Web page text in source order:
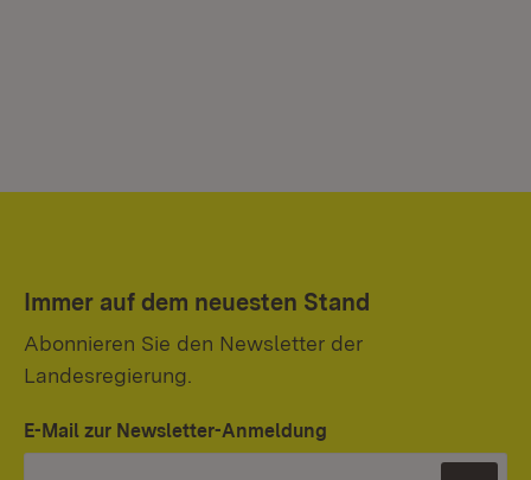
Immer auf dem neuesten Stand
Abonnieren Sie den Newsletter der
Landesregierung.
E-Mail zur Newsletter-Anmeldung